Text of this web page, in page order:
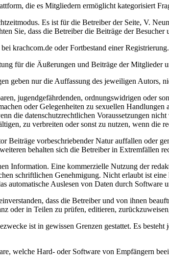
die es Mitgliedern ermöglicht kategorisiert
Es ist für die Betreiber der Seite, V.
Sie, dass die Betreiber die Beiträge der
krachcom.de oder Fortbestand einer Registrierung.
für die Äußerungen und Beiträge der Mitglieder
geben nur die Auffassung des jeweiligen Autors,
jugendgefährdenden, ordnungswidrigen oder
oder Gelegenheiten zu sexuellen
die datenschutzrechtlichen Voraussetzungen
zu verbreiten oder sonst zu nutzen, wenn die
Beiträge vorbeschriebender Natur auffallen oder
behalten sich die Betreiber in Extremfällen
Information. Eine kommerzielle Nutzung der
schriftlichen Genehmigung. Nicht erlaubt ist
automatische Auslesen von Daten durch Software
dass die Betreiber und von ihnen
oder in Teilen zu prüfen, editieren,
ist in gewissen Grenzen gestattet. Es
welche Hard- oder Software von Empfängern